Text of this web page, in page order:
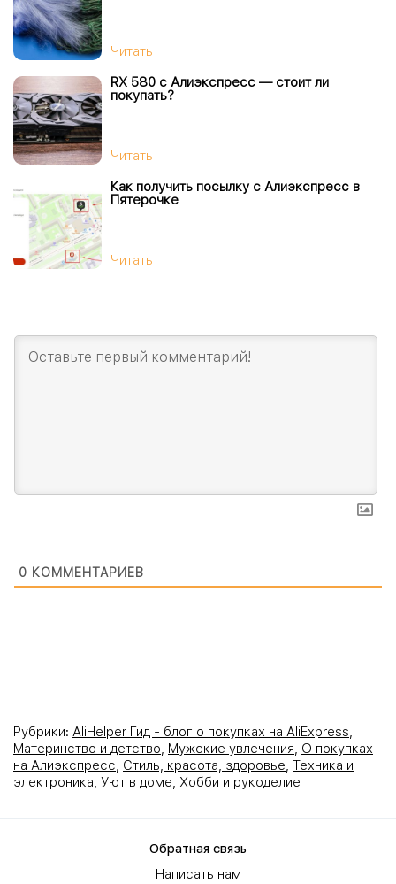
Читать
RX 580 c Алиэкспресс — стоит ли
покупать?
Читать
Как получить посылку с Алиэкспресс в
Пятерочке
Читать
0 КОММЕНТАРИЕВ
Рубрики: AliHelper Гид - блог о покупках на AliExpress,
Материнство и детство, Мужские увлечения, О покупках
на Алиэкспресс, Стиль, красота, здоровье, Техника и
электроника, Уют в доме, Хобби и рукоделие
Обратная связь
Написать нам